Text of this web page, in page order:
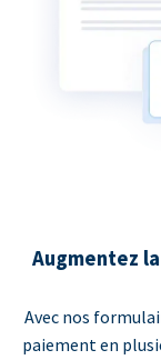
Augmentez
Avec nos
paiement en